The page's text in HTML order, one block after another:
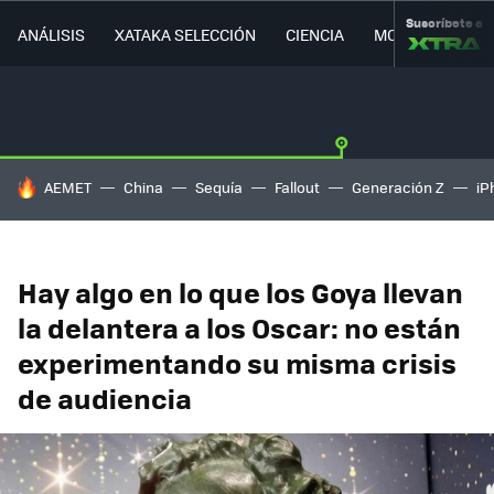
ANÁLISIS XATAKA SELECCIÓN CIENCIA MOVILIDAD
Suscríbete a
HOY SE HABLA DE
AEMET China Sequía Fallout Generación Z
Hay algo en lo que los Goya llevan
la delantera a los Oscar: no están
experimentando su misma crisis
de audiencia